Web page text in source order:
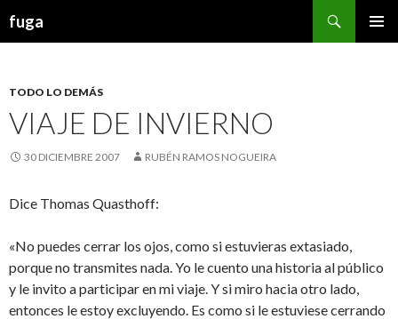
fuga
TODO LO DEMÁS
VIAJE DE INVIERNO
30 DICIEMBRE 2007 RUBÉN RAMOS NOGUEIRA
Dice Thomas Quasthoff:
«No puedes cerrar los ojos, como si estuvieras extasiado,
porque no transmites nada. Yo le cuento una historia al público
y le invito a participar en mi viaje. Y si miro hacia otro lado,
entonces le estoy excluyendo. Es como si le estuviese cerrando